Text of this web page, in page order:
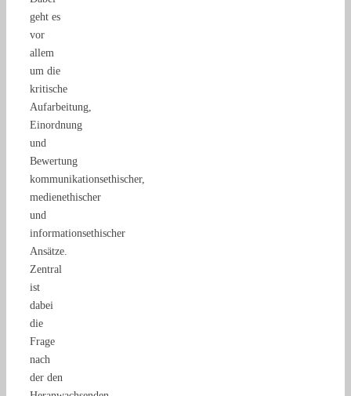
geht es
vor
allem
um die
kritische
Aufarbeitung,
Einordnung
und
Bewertung
kommunikationsethischer,
medienethischer
und
informationsethischer
Ansätze.
Zentral
ist
dabei
die
Frage
nach
der den